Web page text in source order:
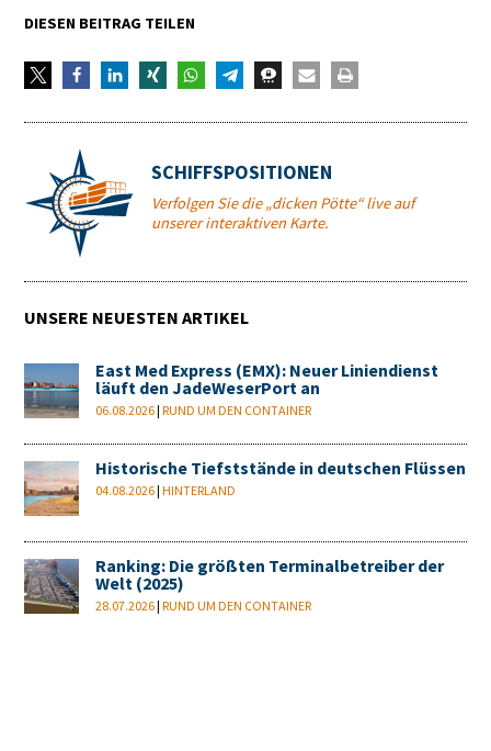
DIESEN BEITRAG TEILEN
SCHIFFSPOSITIONEN
Verfolgen Sie die „dicken Pötte“ live auf
unserer interaktiven Karte.
UNSERE NEUESTEN ARTIKEL
East Med Express (EMX): Neuer Liniendienst
läuft den JadeWeserPort an
06.08.2026 |RUND UM DEN CONTAINER
Historische Tiefststände in deutschen Flüssen
04.08.2026 |HINTERLAND
Ranking: Die größten Terminalbetreiber der
Welt (2025)
28.07.2026 |RUND UM DEN CONTAINER